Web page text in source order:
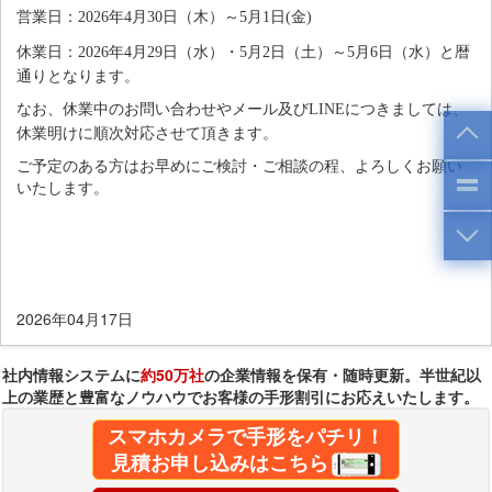
営業日： 2026年4月 30日（木）～ 5月 1 日(金)
休業日： 2026年4月 29日（水）・ 5月 2日（土）～ 5月 6日（水）と暦
通りとなります。
なお、休業中のお問い合わせやメール及びLINEにつきましては、
休業明けに順次対応させて頂きます。
ご予定のある方はお早めにご検討・ご相談の程、よろしくお願い
いたします。
2026年04月17日
社内情報システムに約50万社の企業情報を保有・随時更新。半世紀以
上の業歴と豊富なノウハウでお客様の手形割引にお応えいたします。
スマホカメラで手形をパチリ！
見積お申し込みはこちら